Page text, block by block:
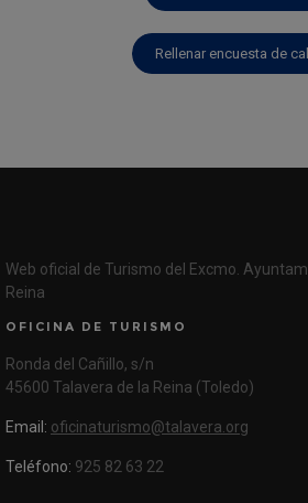
Rellenar encuesta de
Web oficial de Turismo del Excmo.
Reina
OFICINA DE TURISMO
Ronda del Cañillo, s/n
45600 Talavera de la Reina (Toledo)
Email: oficinaturismo@talavera.org
Teléfono: 925 82 63 22